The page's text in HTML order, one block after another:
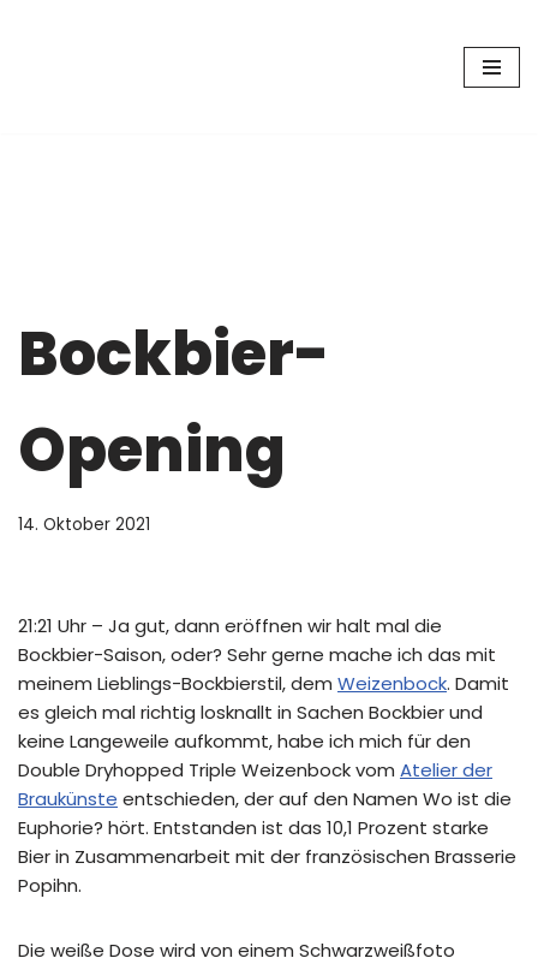
Bockbier-
Opening
14. Oktober 2021
21:21 Uhr – Ja gut, dann eröffnen wir halt mal die
Bockbier-Saison, oder? Sehr gerne mache ich das mit
meinem Lieblings-Bockbierstil, dem Weizenbock. Damit
es gleich mal richtig losknallt in Sachen Bockbier und
keine Langeweile aufkommt, habe ich mich für den
Double Dryhopped Triple Weizenbock vom Atelier der
Braukünste entschieden, der auf den Namen Wo ist die
Euphorie? hört. Entstanden ist das 10,1 Prozent starke
Bier in Zusammenarbeit mit der französischen Brasserie
Popihn.
Die weiße Dose wird von einem Schwarzweißfoto